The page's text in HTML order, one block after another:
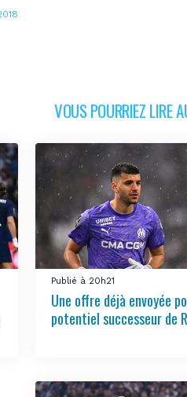
VOUS POURRIEZ LIRE
Publié à 20h21
Une offre déjà envoyée
potentiel successeur de